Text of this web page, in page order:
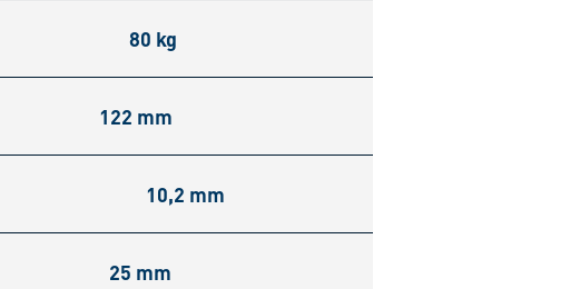
80 kg
122 mm
10,2 mm
25 mm